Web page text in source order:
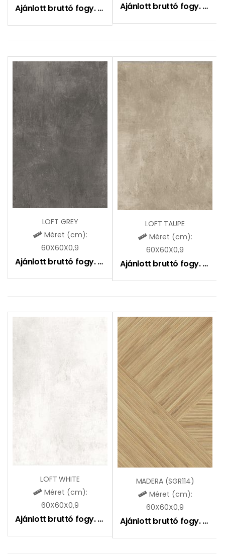
Ajánlott bruttó fogy. ár: 9490Ft Ajánlott bruttó fogy. ár:
LOFT GREY
Méret (cm):
60X60X0,9
Ajánlott bruttó fogy. ár: 9490Ft
LOFT TAUPE
Méret (cm):
60X60X0,9
Ajánlott bruttó fogy. ár:
LOFT WHITE
Méret (cm):
60X60X0,9
Ajánlott bruttó fogy. ár: 9490Ft
MADERA (SGR114)
Méret (cm):
60X60X0,9
Ajánlott bruttó fogy. ár: